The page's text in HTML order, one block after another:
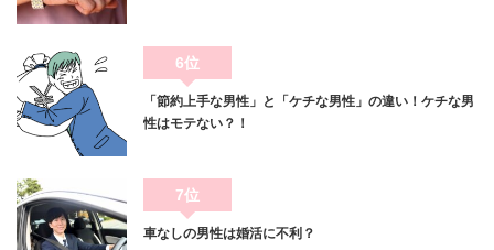
6位
「節約上手な男性」と「ケチな男性」の違い！ケチな男
性はモテない？！
7位
車なしの男性は婚活に不利？